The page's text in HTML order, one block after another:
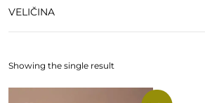
VELIČINA
Showing the single result